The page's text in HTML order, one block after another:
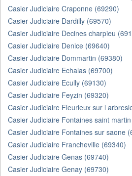
Casier Judiciaire Craponne (69290)
Casier Judiciaire Dardilly (69570)
Casier Judiciaire Decines charpieu
Casier Judiciaire Denice (69640)
Casier Judiciaire Dommartin (69380)
Casier Judiciaire Echalas (69700)
Casier Judiciaire Ecully (69130)
Casier Judiciaire Feyzin (69320)
Casier Judiciaire Fleurieux sur l
Casier Judiciaire Fontaines saint
Casier Judiciaire Fontaines sur saone
Casier Judiciaire Francheville (69340)
Casier Judiciaire Genas (69740)
Casier Judiciaire Genay (69730)